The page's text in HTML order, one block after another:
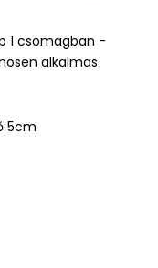
1 csomagban -
alkalmas
5cm